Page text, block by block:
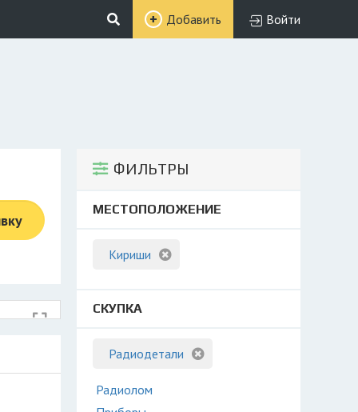
Добавить Войти
ФИЛЬТРЫ
МЕСТОПОЛОЖЕНИЕ
Кириши
СКУПКА
Радиодетали
Радиолом